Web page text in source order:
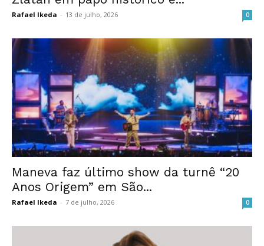
Rafael Ikeda - 13 de julho, 2026 0
Maneva faz último show da turnê “20
Anos Origem” em São...
Rafael Ikeda - 7 de julho, 2026 0